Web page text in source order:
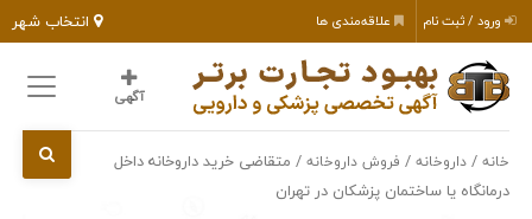
انتخاب شهر ورود / ثبت نام علاقه‌مندی ها
آگهی
خانه /داروخانه / فروش داروخانه / متقاضی خرید داروخانه داخل
درمانگاه یا ساختمان پزشکان در تهران